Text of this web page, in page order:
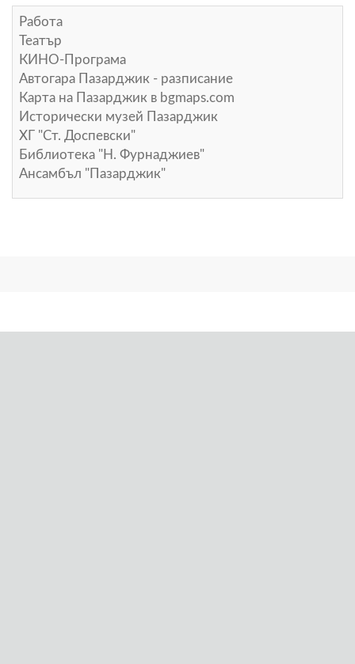
Работа
Театър
КИНО-Програма
Автогара Пазарджик - разписание
Карта на Пазарджик в bgmaps.com
Исторически музей Пазарджик
ХГ "Ст. Доспевски"
Библиотека "Н. Фурнаджиев"
Ансамбъл "Пазарджик"